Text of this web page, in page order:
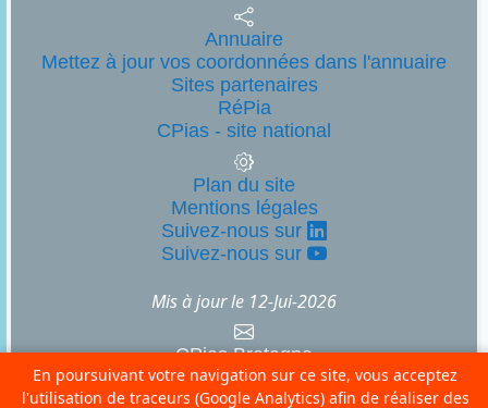
Annuaire
Mettez à jour vos coordonnées dans l'annuaire
Sites partenaires
RéPia
CPias - site national
Plan du site
Mentions légales
Suivez-nous sur
Suivez-nous sur
Mis à jour le 12-Jui-2026
CPias Bretagne
CHU Pontchaillou - 2 rue Henri Le Guilloux
En poursuivant votre navigation sur ce site, vous acceptez
l'utilisation de traceurs (Google Analytics) afin de réaliser des